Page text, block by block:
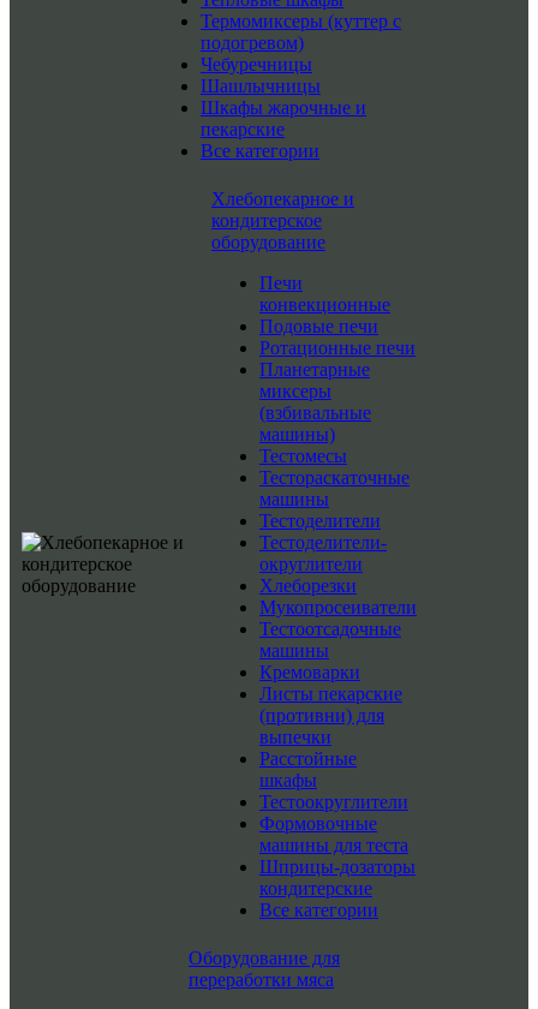
Термомиксеры (куттер с
подогревом)
Чебуречницы
Шашлычницы
Шкафы жарочные и
пекарские
Все категории
Хлебопекарное и
кондитерское
оборудование
Печи
конвекционные
Подовые печи
Ротационные печи
Планетарные
миксеры
(взбивальные
машины)
Тестомесы
Тестораскаточные
машины
Тестоделители
Тестоделители-
округлители
Хлеборезки
Мукопросеиватели
Тестоотсадочные
машины
Кремоварки
Листы пекарские
(противни) для
выпечки
Расстойные
шкафы
Тестоокруглители
Формовочные
машины для теста
Шприцы-дозаторы
кондитерские
Все категории
Оборудование для
переработки мяса